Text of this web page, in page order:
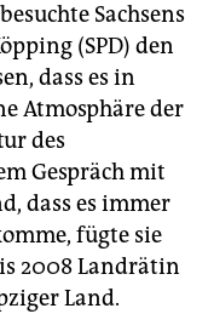
Sachsens
(SPD) den
dass es in
Atmosphäre der
des
Gespräch mit
dass es immer
fügte sie
2008 Landrätin
Land.